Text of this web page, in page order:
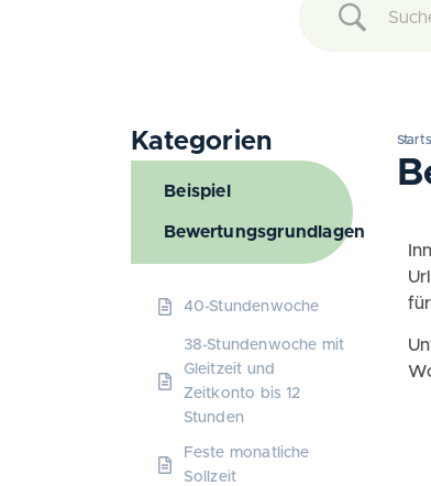
Kategorien
Beispiel
Bewertungsgrundlagen
40-Stundenwoche
38-Stundenwoche mit
Gleitzeit und
Zeitkonto bis 12
Stunden
Feste monatliche
Sollzeit